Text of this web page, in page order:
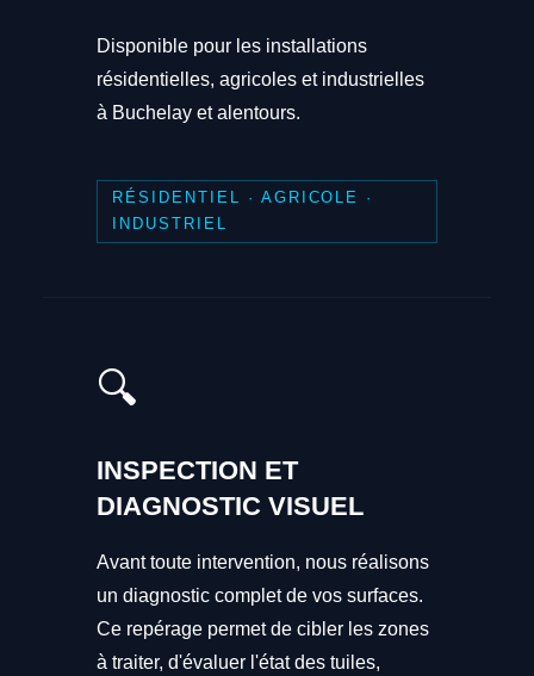
Disponible pour les installations
résidentielles, agricoles et industrielles
à Buchelay et alentours.
RÉSIDENTIEL · AGRICOLE ·
INDUSTRIEL
🔍
INSPECTION ET
DIAGNOSTIC VISUEL
Avant toute intervention, nous réalisons
un diagnostic complet de vos surfaces.
Ce repérage permet de cibler les zones
à traiter, d'évaluer l'état des tuiles,